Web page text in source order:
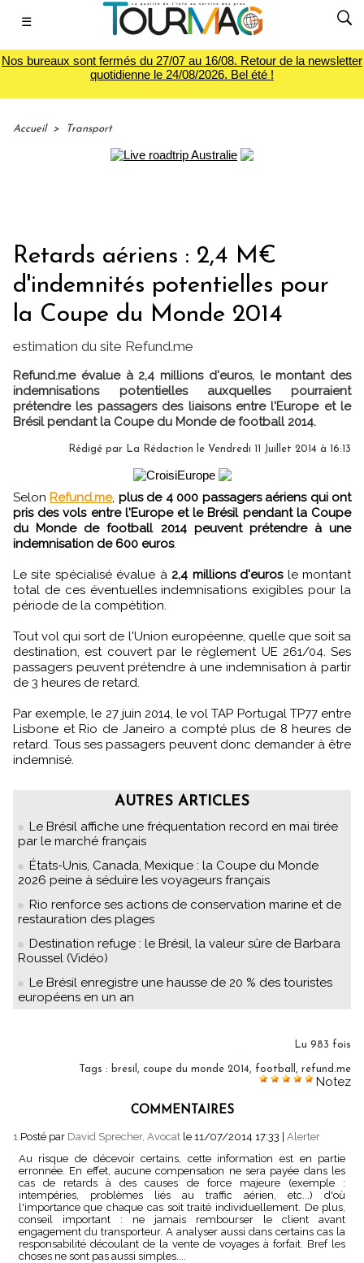
☰
Nos bureaux sont fermés du 27/07 au 16/08. Retour de la newsletter
quotidienne le 24/08/2026. Bel été !
Accueil > Transport
Retards aériens : 2,4 M€
d'indemnités potentielles pour
la Coupe du Monde 2014
estimation du site Refund.me
Refund.me évalue à 2,4 millions d'euros, le montant des
indemnisations potentielles auxquelles pourraient
prétendre les passagers des liaisons entre l'Europe et le
Brésil pendant la Coupe du Monde de football 2014.
Rédigé par La Rédaction le Vendredi 11 Juillet 2014 à 16:13
Selon Refund.me, plus de 4 000 passagers aériens qui ont
pris des vols entre l'Europe et le Brésil pendant la Coupe
du Monde de football 2014 peuvent prétendre à une
indemnisation de 600 euros.
Le site spécialisé évalue à 2,4 millions d'eurosle montant
total de ces éventuelles indemnisations exigibles pour la
période de la compétition.
Tout vol qui sort de l'Union européenne, quelle que soit sa
destination, est couvert par le règlement UE 261/04. Ses
passagers peuvent prétendre à une indemnisation à partir
de 3 heures de retard.
Par exemple, le 27 juin 2014, le vol TAP Portugal TP77 entre
Lisbone et Rio de Janeiro a compté plus de 8 heures de
retard. Tous ses passagers peuvent donc demander à être
indemnisé.
AUTRES ARTICLES
Le Brésil affiche une fréquentation record en mai tirée
par le marché français
États-Unis, Canada, Mexique : la Coupe du Monde
2026 peine à séduire les voyageurs français
Rio renforce ses actions de conservation marine et de
restauration des plages
Destination refuge : le Brésil, la valeur sûre de Barbara
Roussel (Vidéo)
Le Brésil enregistre une hausse de 20 % des touristes
européens en un an
Lu 983 fois
Tags : bresil , coupe du monde 2014, football , refund.me
Notez
COMMENTAIRES
1.Posté par David Sprecher, Avocat le 11/07/2014 17:33
Alerter
Au risque de décevoir certains, cette information est en partie
erronnée. En effet, aucune compensation ne sera payée dans les
cas de retards à des causes de force majeure (exemple :
intempéries, problèmes liés au traffic aérien, etc...) d'où
l'importance que chaque cas soit traité individuellement. De plus,
conseil important : ne jamais rembourser le client avant
engagement du transporteur. A analyser aussi dans certains cas la
responsabilité découlant de la vente de voyages à forfait. Bref les
choses ne sont pas aussi simples....